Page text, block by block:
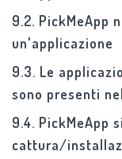
9.2. PickMeApp
un'applicazione
9.3. Le
sono presenti
9.4. PickMeApp
cattura/